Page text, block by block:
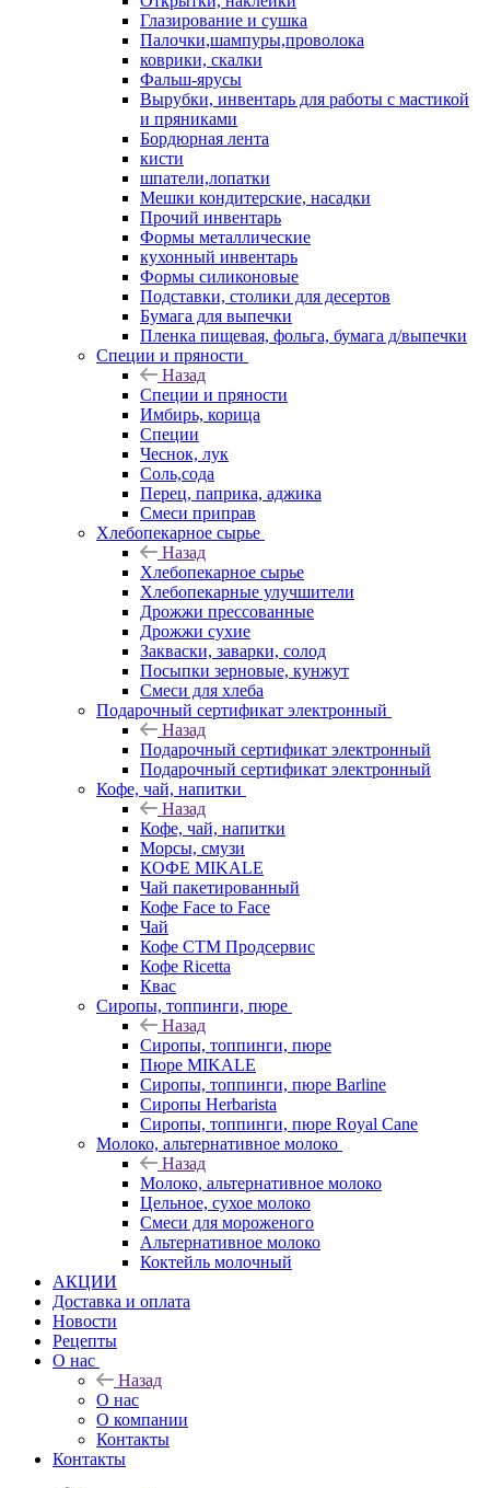
Глазирование и сушка
Палочки,шампуры,проволока
коврики, скалки
Фальш-ярусы
Вырубки, инвентарь для работы с мастикой
и пряниками
Бордюрная лента
кисти
шпатели,лопатки
Мешки кондитерские, насадки
Прочий инвентарь
Формы металлические
кухонный инвентарь
Формы силиконовые
Подставки, столики для десертов
Бумага для выпечки
Пленка пищевая, фольга, бумага д/выпечки
Специи и пряности
Назад
Специи и пряности
Имбирь, корица
Специи
Чеснок, лук
Соль,сода
Перец, паприка, аджика
Смеси приправ
Хлебопекарное сырье
Назад
Хлебопекарное сырье
Хлебопекарные улучшители
Дрожжи прессованные
Дрожжи сухие
Закваски, заварки, солод
Посыпки зерновые, кунжут
Смеси для хлеба
Подарочный сертификат электронный
Назад
Подарочный сертификат электронный
Подарочный сертификат электронный
Кофе, чай, напитки
Назад
Кофе, чай, напитки
Морсы, смузи
КОФЕ MIKALE
Чай пакетированный
Кофе Face to Face
Чай
Кофе СТМ Продсервис
Кофе Ricetta
Квас
Сиропы, топпинги, пюре
Назад
Сиропы, топпинги, пюре
Пюре MIKALE
Сиропы, топпинги, пюре Barline
Сиропы Herbarista
Сиропы, топпинги, пюре Royal Cane
Молоко, альтернативное молоко
Назад
Молоко, альтернативное молоко
Цельное, сухое молоко
Смеси для мороженого
Альтернативное молоко
Коктейль молочный
АКЦИИ
Доставка и оплата
Новости
Рецепты
О нас
Назад
О нас
О компании
Контакты
Контакты